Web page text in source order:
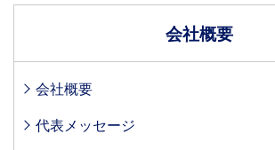
会社概要
会社概要
代表メッセージ